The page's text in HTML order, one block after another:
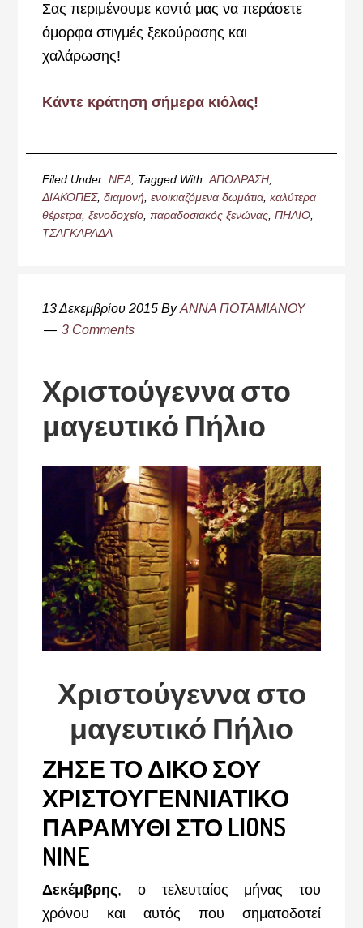
Σας περιμένουμε κοντά μας να περάσετε
όμορφα στιγμές ξεκούρασης και
χαλάρωσης!
Κάντε κράτηση σήμερα κιόλας!
Filed Under:ΝΕΑ Tagged With:ΑΠΟΔΡΑΣΗ,
ΔΙΑΚΟΠΕΣ,διαμονή,ενοικιαζόμενα δωμάτια,καλύτερα
θέρετρα,ξενοδοχείο,παραδοσιακός ξενώνας,ΠΗΛΙΟ,
ΤΣΑΓΚΑΡΑΔΑ
13 Δεκεμβρίου 2015 ByΑΝΝΑ ΠΟΤΑΜΙΑΝΟΥ
3 Comments
Χριστούγεννα στο
μαγευτικό Πήλιο
Χριστούγεννα στο
μαγευτικό Πήλιο
ΖΗΣΕ ΤΟ ΔΙΚΟ ΣΟΥ
ΧΡΙΣΤΟΥΓΕΝΝΙΑΤΙΚΟ
ΠΑΡΑΜΥΘΙ ΣΤΟ LIONS
NINE
Δεκέμβρης, ο τελευταίος μήνας του
χρόνου και αυτός που σηματοδοτεί